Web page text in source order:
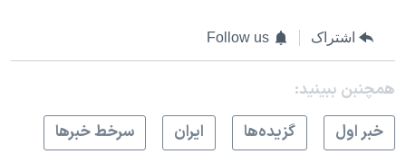
اشتراک Follow us
همچنبن ببینید:
خبر اول
گزيده‌ها ايران
سرخط خبرها